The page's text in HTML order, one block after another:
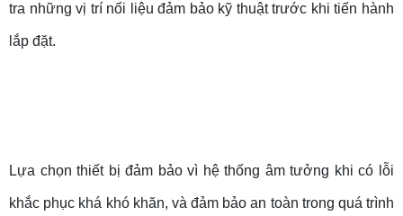
tra những vị trí nối liệu đảm bảo kỹ thuật trước khi tiến hành
lắp đặt.
Lựa chọn thiết bị đảm bảo vì hệ thống âm tưởng khi có lỗi
khắc phục khá khó khăn, và đảm bảo an toàn trong quá trình